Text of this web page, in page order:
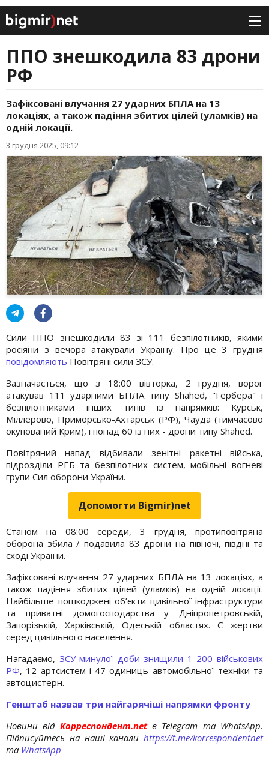
ППО знешкодила 83 дрони
РФ
Зафіксовані влучання 27 ударних БПЛА на 13
локаціях, а також падіння збитих цілей (уламків) на
одній локації.
3 грудня 2025, 09:12
Сили ППО знешкодили 83 зі 111 безпілотників, якими
росіяни з вечора атакували Україну. Про це 3 грудня
повідомляють Повітряні сили ЗСУ.
Зазначається, що з 18:00 вівторка, 2 грудня, ворог
атакував 111 ударними БПЛА типу Shahed, "Гербера" і
безпілотниками інших типів із напрямків: Курськ,
Міллерово, Приморсько-Ахтарськ (РФ), Чауда (тимчасово
окупований Крим), і понад 60 із них - дрони типу Shahed.
Повітряний напад відбивали зенітні ракетні війська,
підрозділи РЕБ та безпілотних систем, мобільні вогневі
групи Сил оборони України.
Допомогти Bigmir)net
Станом на 08:00 середи, 3 грудня, протиповітряна
оборона збила / подавила 83 дрони на півночі, півдні та
сході України.
Зафіксовані влучання 27 ударних БПЛА на 13 локаціях, а
також падіння збитих цілей (уламків) на одній локації.
Найбільше пошкоджені об’єкти цивільної інфраструктури
та приватні домогосподарства у Дніпропетровській,
Запорізькій, Харківській, Одеській областях. Є жертви
серед цивільного населення.
Нагадаємо, ЗСУ минулої доби знищили 1 200 військових
РФ, 12 артсистем і 47 одиниць автомобільної техніки та
автоцистерн.
Генштаб назвав три найгарячіші напрямки фронту
Новини від Корреспондент.netв Telegram та WhatsApp.
Підписуйтесь на наші канали https://t.me/korrespondentnet
та WhatsApp